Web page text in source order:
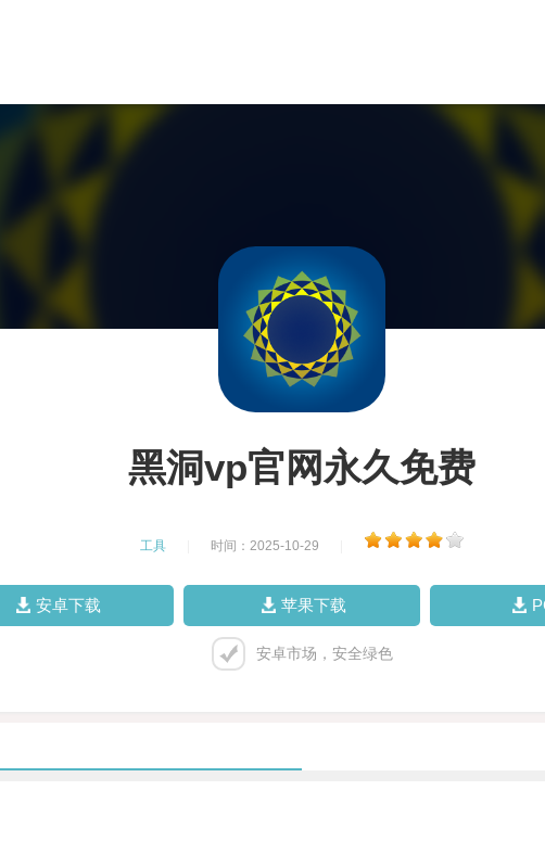
黑洞vp官网永久免费
工具 时间：2025-10-29
安卓下载 苹果下载
安卓市场，安全绿色